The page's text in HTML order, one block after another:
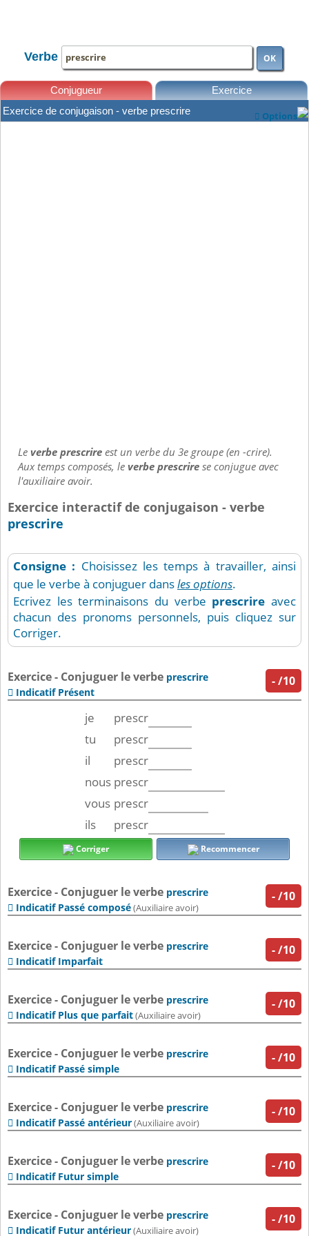
Verbe OK
Conjugueur Exercice
Exercice de conjugaison - verbe prescrire  Options
Leverbe prescrireest un verbe du 3e groupe (en -crire).
Aux temps composés, leverbe prescrirese conjugue avec
l'auxiliaire avoir.
Exercice interactif de conjugaison - verbe
prescrire
Consigne : Choisissez les temps à travailler, ainsi
que le verbe à conjuguer dansles options.
Ecrivez les terminaisons du verbe prescrire avec
chacun des pronoms personnels, puis cliquez sur
Corriger.
-/10
Exercice - Conjuguer le verbe prescrire
 Indicatif Présent
je
prescr
tu
prescr
il
prescr
nous prescr
vous prescr
ils
prescr
Corriger Recommencer
-/10
Exercice - Conjuguer le verbe prescrire
 Indicatif Passé composé(Auxiliaire avoir)
-/10
Exercice - Conjuguer le verbe prescrire
 Indicatif Imparfait
-/10
Exercice - Conjuguer le verbe prescrire
 Indicatif Plus que parfait(Auxiliaire avoir)
-/10
Exercice - Conjuguer le verbe prescrire
 Indicatif Passé simple
-/10
Exercice - Conjuguer le verbe prescrire
 Indicatif Passé antérieur(Auxiliaire avoir)
-/10
Exercice - Conjuguer le verbe prescrire
 Indicatif Futur simple
-/10
Exercice - Conjuguer le verbe prescrire
 Indicatif Futur antérieur(Auxiliaire avoir)